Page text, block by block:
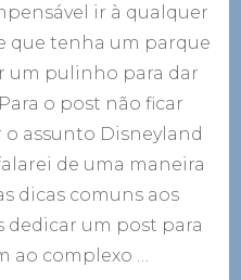
ir à qualquer
que tenha um parque
um pulinho para dar
o post não ficar
assunto Disneyland
de uma maneira
dicas comuns aos
dedicar um post para
ao complexo …